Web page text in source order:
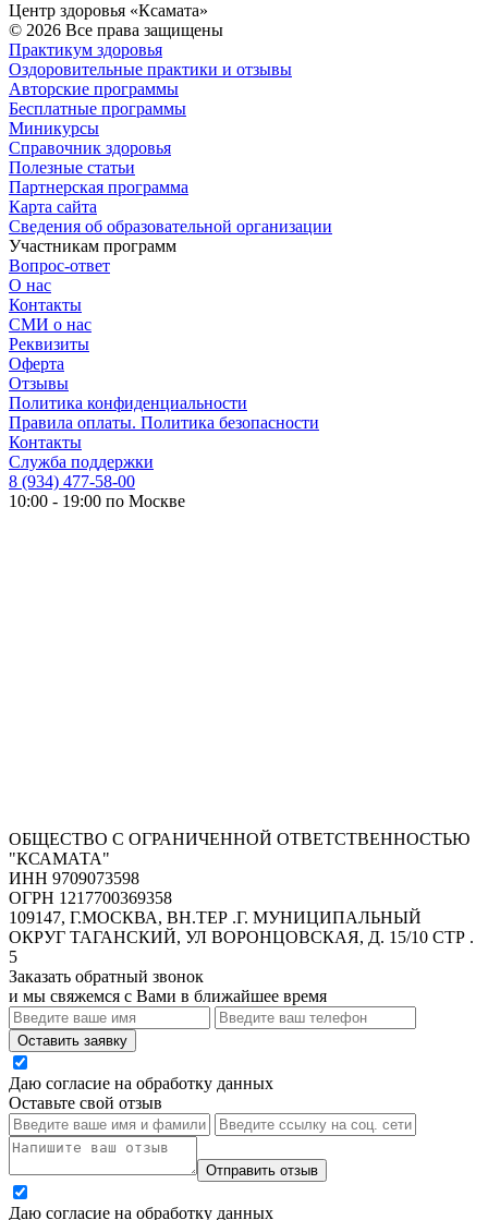
Центр здоровья «Ксамата»
© 2026 Все права защищены
Практикум здоровья
Оздоровительные практики и отзывы
Авторские программы
Бесплатные программы
Миникурсы
Справочник здоровья
Полезные статьи
Партнерская программа
Карта сайта
Сведения об образовательной организации
Участникам программ
Вопрос-ответ
О нас
Контакты
СМИ о нас
Реквизиты
Оферта
Отзывы
Политика конфиденциальности
Правила оплаты. Политика безопасности
Контакты
Служба поддержки
8 (934) 477-58-00
10:00 - 19:00 по Москве
ОБЩЕСТВО С ОГРАНИЧЕННОЙ ОТВЕТСТВЕННОСТЬЮ
"КСАМАТА"
ИНН 9709073598
ОГРН 1217700369358
109147, Г.МОСКВА, ВН.ТЕР .Г. МУНИЦИПАЛЬНЫЙ
ОКРУГ ТАГАНСКИЙ, УЛ ВОРОНЦОВСКАЯ, Д. 15/10 СТР .
5
Заказать обратный звонок
и мы свяжемся с Вами в ближайшее время
Оставить заявку
Даю согласие на обработку данных
Оставьте свой отзыв
Отправить отзыв
Даю согласие на обработку данных